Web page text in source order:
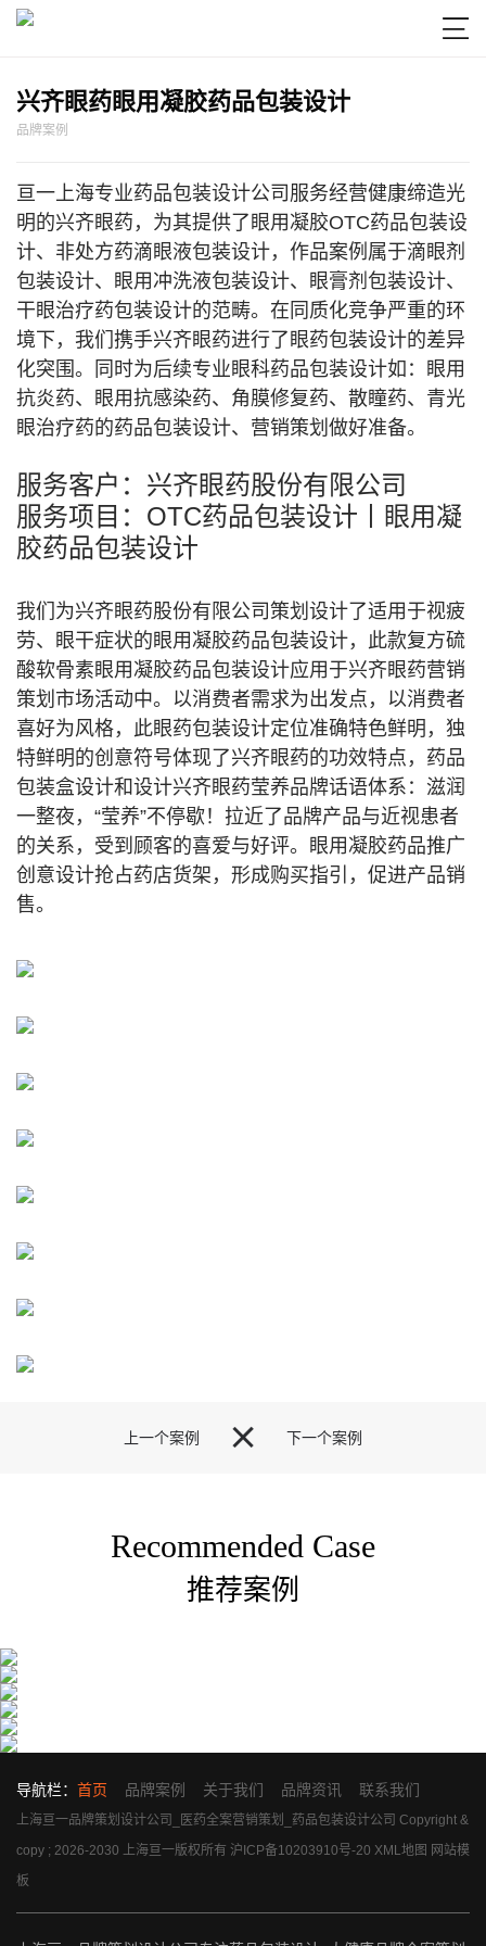

兴齐眼药眼用凝胶药品包装设计
品牌案例
亘一上海专业药品包装设计公司服务经营健康缔造光
明的兴齐眼药，为其提供了眼用凝胶OTC药品包装设
计、非处方药滴眼液包装设计，作品案例属于滴眼剂
包装设计、眼用冲洗液包装设计、眼膏剂包装设计、
干眼治疗药包装设计的范畴。在同质化竞争严重的环
境下，我们携手兴齐眼药进行了眼药包装设计的差异
化突围。同时为后续专业眼科药品包装设计如：眼用
抗炎药、眼用抗感染药、角膜修复药、散瞳药、青光
眼治疗药的药品包装设计、营销策划做好准备。
服务客户：兴齐眼药股份有限公司
服务项目：OTC药品包装设计丨眼用凝
胶药品包装设计
我们为兴齐眼药股份有限公司策划设计了适用于视疲
劳、眼干症状的眼用凝胶药品包装设计，此款复方硫
酸软骨素眼用凝胶药品包装设计应用于兴齐眼药营销
策划市场活动中。以消费者需求为出发点，以消费者
喜好为风格，此眼药包装设计定位准确特色鲜明，独
特鲜明的创意符号体现了兴齐眼药的功效特点，药品
包装盒设计和设计兴齐眼药莹养品牌话语体系：滋润
一整夜，“莹养”不停歇！拉近了品牌产品与近视患者
的关系，受到顾客的喜爱与好评。眼用凝胶药品推广
创意设计抢占药店货架，形成购买指引，促进产品销
售。
上一个案例 下一个案例

Recommended Case
推荐案例
导航栏： 首页 品牌案例 关于我们 品牌资讯 联系我们
上海亘一品牌策划设计公司_医药全案营销策划_药品包装设计公司 Copyright &
copy ; 2026-2030 上海亘一版权所有 沪ICP备10203910号-20 XML地图 网站模
板